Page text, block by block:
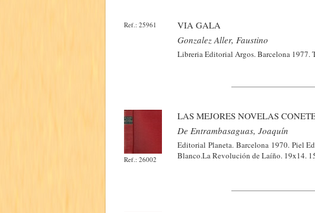
Ref.: 25961
VIA GALA
Gonzalez Aller, Faustino
Libreria Editorial Argos. Barcelona 1977.
Ref.: 26002
LAS MEJORES NOVELAS
De Entrambasaguas, Joaquín
Editorial Planeta. Barcelona 1970. Piel
Blanco.La Revolución de Laíño. 19x14.